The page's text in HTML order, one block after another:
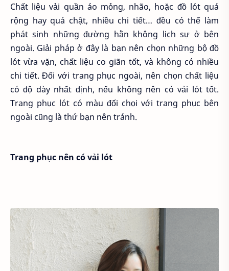
Chất liệu vải quần áo mỏng, nhão, hoặc đồ lót quá
rộng hay quá chật, nhiều chi tiết… đều có thể làm
phát sinh những đường hằn không lịch sự ở bên
ngoài. Giải pháp ở đây là bạn nên chọn những bộ đồ
lót vừa vặn, chất liệu co giãn tốt, và không có nhiều
chi tiết. Đối với trang phục ngoài, nên chọn chất liệu
có độ dày nhất định, nếu không nên có vải lót tốt.
Trang phục lót có màu đối chọi với trang phục bên
ngoài cũng là thứ bạn nên tránh.
Trang phục nên có vải lót